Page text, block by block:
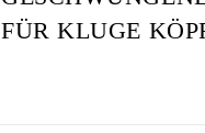
FÜR KLUGE